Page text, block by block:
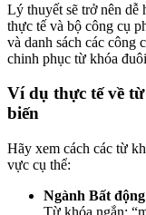
Lý thuyết sẽ trở nên dễ
thực tế và bộ công cụ
và danh sách các công
chinh phục từ khóa
Ví dụ thực tế về
biến
Hãy xem cách các từ
vực cụ thể:
Ngành Bất
Từ khóa ngắn: